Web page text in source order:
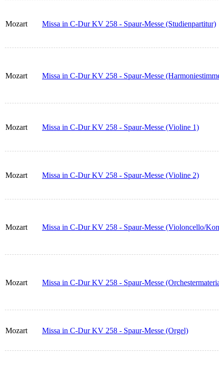
Mozart Missa in C-Dur KV 258 - Spaur-Messe (Studienpartitur)
Mozart Missa in C-Dur KV 258 - Spaur-Messe
Mozart Missa in C-Dur KV 258 - Spaur-Messe (Violine 1)
Mozart Missa in C-Dur KV 258 - Spaur-Messe (Violine 2)
Mozart Missa in C-Dur KV 258 - Spaur-Messe (Violoncello/
Mozart Missa in C-Dur KV 258 - Spaur-Messe
Mozart Missa in C-Dur KV 258 - Spaur-Messe (Orgel)